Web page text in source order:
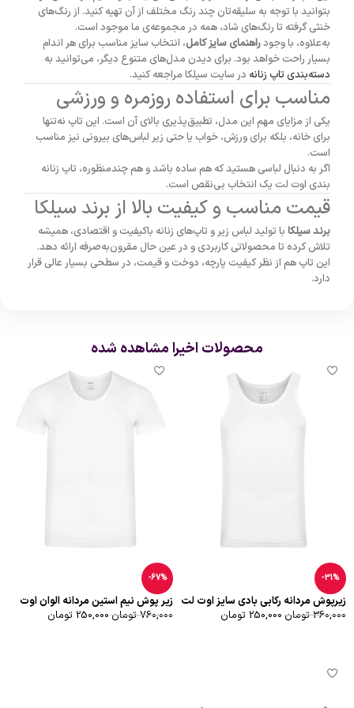
بتوانید با توجه به سلیقه‌تان چند رنگ مختلف از آن تهیه کنید. از رنگ‌های
خنثی گرفته تا رنگ‌های شاد، همه در مجموعه‌ی ما موجود است.
به‌علاوه، با وجودراهنمای سایز کامل، انتخاب سایز مناسب برای هر اندام
بسیار راحت خواهد بود. برای دیدن مدل‌های متنوع دیگر، می‌توانید به
دسته‌بندی تاپ زنانه در سایت سیلکا مراجعه کنید.
مناسب برای استفاده روزمره و ورزشی
یکی از مزایای مهم این مدل، تطبیق‌پذیری بالای آن است. این تاپ نه‌تنها
برای خانه، بلکه برای ورزش، خواب یا حتی زیر لباس‌های بیرونی نیز مناسب
است.
اگر به دنبال لباسی هستید که هم ساده باشد و هم چندمنظوره، تاپ زنانه
بندی اوت لت یک انتخاب بی‌نقص است.
قیمت مناسب و کیفیت بالا از برند سیلکا
برند سیلکا با تولید لباس زیر و تاپ‌های زنانه باکیفیت و اقتصادی، همیشه
تلاش کرده تا محصولاتی کاربردی و در عین حال مقرون‌به‌صرفه ارائه دهد.
این تاپ هم از نظر کیفیت پارچه، دوخت و قیمت، در سطحی بسیار عالی قرار
دارد.
محصولات اخیرا مشاهده شده
-31%
زیرپوش مردانه رکابی بادی سایز اوت لت
360,000 تومان 250,000 تومان
-67%
زیر پوش نیم استین مردانه الوان اوت
لت
760,000 تومان 250,000 تومان